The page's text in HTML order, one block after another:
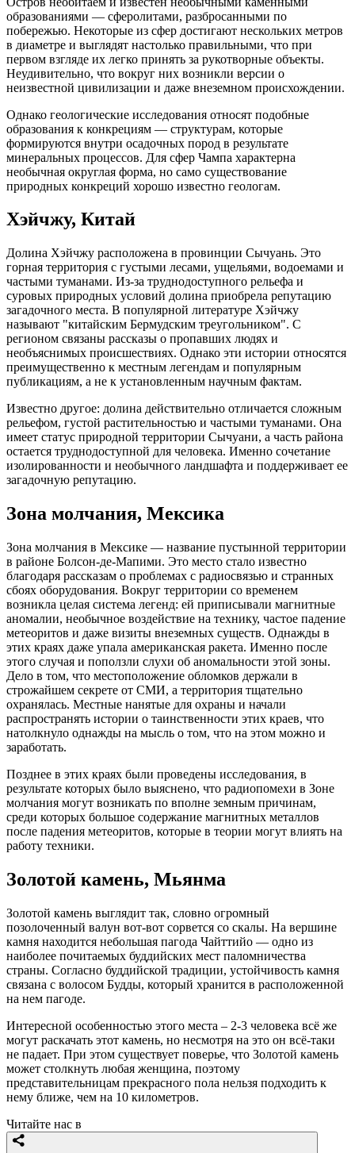
образованиями — сферолитами, разбросанными по
побережью. Некоторые из сфер достигают нескольких метров
в диаметре и выглядят настолько правильными, что при
первом взгляде их легко принять за рукотворные объекты.
Неудивительно, что вокруг них возникли версии о
неизвестной цивилизации и даже внеземном происхождении.
Однако геологические исследования относят подобные
образования к конкрециям — структурам, которые
формируются внутри осадочных пород в результате
минеральных процессов. Для сфер Чампа характерна
необычная округлая форма, но само существование
природных конкреций хорошо известно геологам.
Хэйчжу, Китай
Долина Хэйчжу расположена в провинции Сычуань. Это
горная территория с густыми лесами, ущельями, водоемами и
частыми туманами. Из-за труднодоступного рельефа и
суровых природных условий долина приобрела репутацию
загадочного места. В популярной литературе Хэйчжу
называют "китайским Бермудским треугольником". С
регионом связаны рассказы о пропавших людях и
необъяснимых происшествиях. Однако эти истории относятся
преимущественно к местным легендам и популярным
публикациям, а не к установленным научным фактам.
Известно другое: долина действительно отличается сложным
рельефом, густой растительностью и частыми туманами. Она
имеет статус природной территории Сычуани, а часть района
остается труднодоступной для человека. Именно сочетание
изолированности и необычного ландшафта и поддерживает ее
загадочную репутацию.
Зона молчания, Мексика
Зона молчания в Мексике — название пустынной территории
в районе Болсон-де-Мапими. Это место стало известно
благодаря рассказам о проблемах с радиосвязью и странных
сбоях оборудования. Вокруг территории со временем
возникла целая система легенд: ей приписывали магнитные
аномалии, необычное воздействие на технику, частое падение
метеоритов и даже визиты внеземных существ. Однажды в
этих краях даже упала американская ракета. Именно после
этого случая и поползли слухи об аномальности этой зоны.
Дело в том, что местоположение обломков держали в
строжайшем секрете от СМИ, а территория тщательно
охранялась. Местные нанятые для охраны и начали
распространять истории о таинственности этих краев, что
натолкнуло однажды на мысль о том, что на этом можно и
заработать.
Позднее в этих краях были проведены исследования, в
результате которых было выяснено, что радиопомехи в Зоне
молчания могут возникать по вполне земным причинам,
среди которых большое содержание магнитных металлов
после падения метеоритов, которые в теории могут влиять на
работу техники.
Золотой камень, Мьянма
Золотой камень выглядит так, словно огромный
позолоченный валун вот-вот сорвется со скалы. На вершине
камня находится небольшая пагода Чайттийо — одно из
наиболее почитаемых буддийских мест паломничества
страны. Согласно буддийской традиции, устойчивость камня
связана с волосом Будды, который хранится в расположенной
на нем пагоде.
Интересной особенностью этого места – 2-3 человека всё же
могут раскачать этот камень, но несмотря на это он всё-таки
не падает. При этом существует поверье, что Золотой камень
может столкнуть любая женщина, поэтому
представительницам прекрасного пола нельзя подходить к
нему ближе, чем на 10 километров.
Читайте нас в